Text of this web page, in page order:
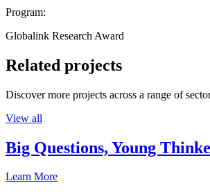
Program:
Globalink Research Award
Related projects
Discover more projects across a range of
View all
Big Questions, Young
Learn More